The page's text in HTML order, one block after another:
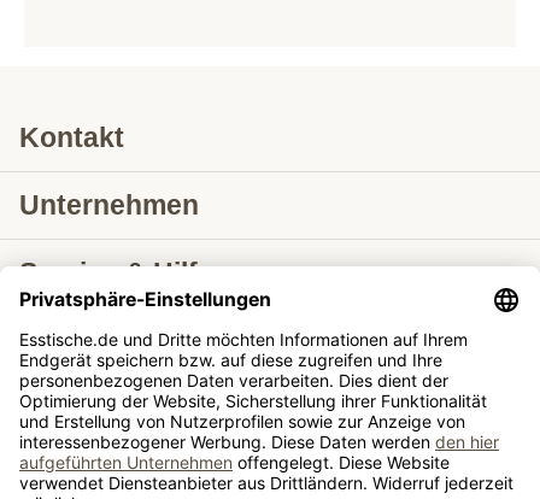
Kontakt
Unternehmen
Service & Hilfe
Lieferung nach
Tische ausziehbar
Tische